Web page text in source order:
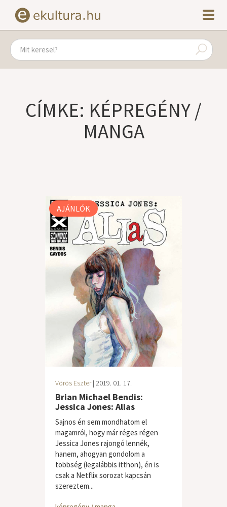
CÍMKE: KÉPREGÉNY /
MANGA
AJÁNLÓK
Vörös Eszter| 2019. 01. 17.
Brian Michael Bendis:
Jessica Jones: Alias
Sajnos én sem mondhatom el
magamról, hogy már réges régen
Jessica Jones rajongó lennék,
hanem, ahogyan gondolom a
többség (legalábbis itthon), én is
csak a Netflix sorozat kapcsán
szereztem...